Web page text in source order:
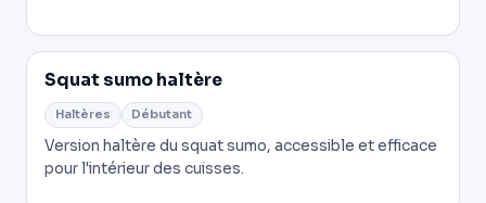
Squat sumo haltère
Haltères Débutant
Version haltère du squat sumo, accessible et efficace
pour l'intérieur des cuisses.